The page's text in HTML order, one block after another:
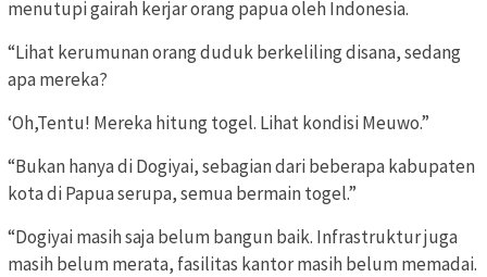
menutupi gairah kerjar orang papua oleh Indonesia.
“Lihat kerumunan orang duduk berkeliling disana, sedang
apa mereka?
‘Oh,Tentu! Mereka hitung togel. Lihat kondisi Meuwo.”
“Bukan hanya di Dogiyai, sebagian dari beberapa kabupaten
kota di Papua serupa, semua bermain togel.”
“Dogiyai masih saja belum bangun baik. Infrastruktur juga
masih belum merata, fasilitas kantor masih belum memadai.